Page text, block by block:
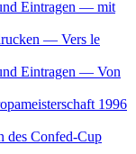
Eintragen — mit
— Vers le
Eintragen — Von
1996
des Confed-Cup